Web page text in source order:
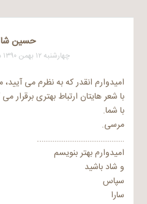
حسین
چهارشنبه ۱۲ بهمن ۱۳۹۰ در ۰:۴۸ قبل از ظهر
امیدوارم انقدر که به نظرم می آیید،
با شعر هایتان ارتباط بهتری برقرار
با شما.
مرسی.
………………………………………..
امیدوارم بهتر بنویسم
و شاد باشید
سپاس
سارا